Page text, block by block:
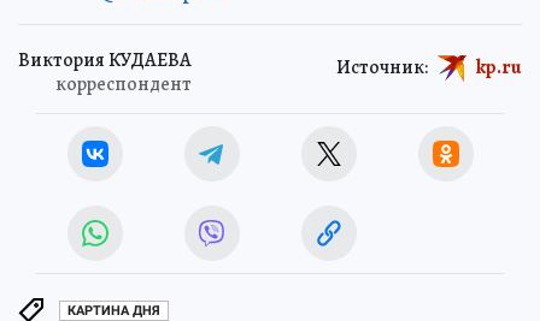
Виктория КУДАЕВА
корреспондент
Источник: kp.ru
КАРТИНА ДНЯ